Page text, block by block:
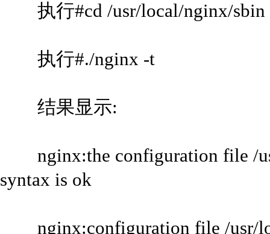
执行#cd /usr/local/nginx/sbin
执行#./nginx -t
结果显示:
nginx:the configuration file /
syntax is ok
nginx:configuration file /usr/